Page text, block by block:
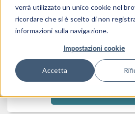
verrà utilizzato un unico cookie nel
ricordare che si è scelto di non
informazioni sulla navigazione.
Impostazioni cookie
Accetta
Filtra per Prodotto
Filtra